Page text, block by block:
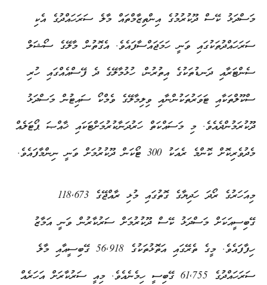
މަސްދަޅު ކޭސް ދޫކުރުމުގެ އިންތިޒާމްތައް މާލެ ސަރަހައްދުގެ އެކި
ސަރަހައްދުތަކުގައި ވަނީ ހަމަޖައްސާފައެވެ. އެގޮތުން މާލޭގެ ސޯޝަލް
ސެންޓަރާއި ދަނޑުތަކުގެ އިތުރުން، ހުޅުމާލޭގެ ދެ ފޭސްއެއްގައި ހުރި
ސްކޫލްތަކާއި ޓަވަރުތަކުންނާއި ވިލިމާލޭގެ ވެމްކޯ ސައިޓުން މަސްދަޅު
ދޫކުރަމުންދެއެވެ. މި މަސައްކަތް ހަރުދަނާކުރުމަށްޓަކައި ޚާއްޞަ ޕޯޓަލެއް
މެދުވެރިކޮށް ކޮންމެ ރެއަކު 300 ޓޯކަން ދޫކުރުމަށް ވަނީ ނިންމާފައެވެ.
މިއަހަރުގެ ރޯދަ ހަދިޔާގެ ގޮތުގައި މުޅި ރާއްޖޭގެ 118,673
ގޭބިސީއަކަށް މަސްދަޅު ކޭސް ދޫކުރުމަށް ސަރުކާރުން ވަނީ އަމާޒު
ހިފާފައެވެ. މީގެ ތެރޭގައި އަތޮޅުތަކުގެ 56,918 ގޭބިސީއާއި މާލެ
ސަރަހައްދުގެ 61,755 ގޭބިސީ ހިމެނެއެވެ. މިއީ ސަރުކާރަށް އަހަރެއް